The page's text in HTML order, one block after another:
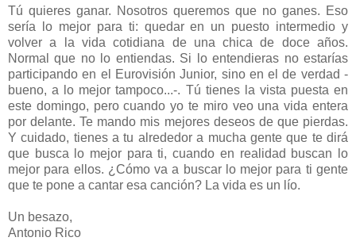
Tú quieres ganar. Nosotros queremos que no ganes. Eso
sería lo mejor para ti: quedar en un puesto intermedio y
volver a la vida cotidiana de una chica de doce años.
Normal que no lo entiendas. Si lo entendieras no estarías
participando en el Eurovisión Junior, sino en el de verdad -
bueno, a lo mejor tampoco...-. Tú tienes la vista puesta en
este domingo, pero cuando yo te miro veo una vida entera
por delante. Te mando mis mejores deseos de que pierdas.
Y cuidado, tienes a tu alrededor a mucha gente que te dirá
que busca lo mejor para ti, cuando en realidad buscan lo
mejor para ellos. ¿Cómo va a buscar lo mejor para ti gente
que te pone a cantar esa canción? La vida es un lío.
Un besazo,
Antonio Rico